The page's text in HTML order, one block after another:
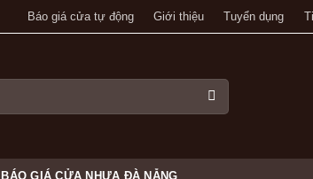
Báo giá cửa tự động Giới thiệu Tuyển dụng
BÁO GIÁ CỬA NHỰA ĐÀ NẴNG